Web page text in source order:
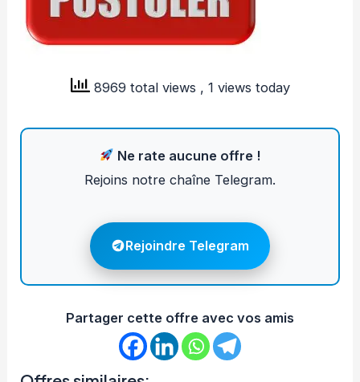
8969 total views , 1 views today
Ne rate aucune offre !
Rejoins notre chaîne Telegram.
Rejoindre Telegram
Partager cette offre avec vos amis